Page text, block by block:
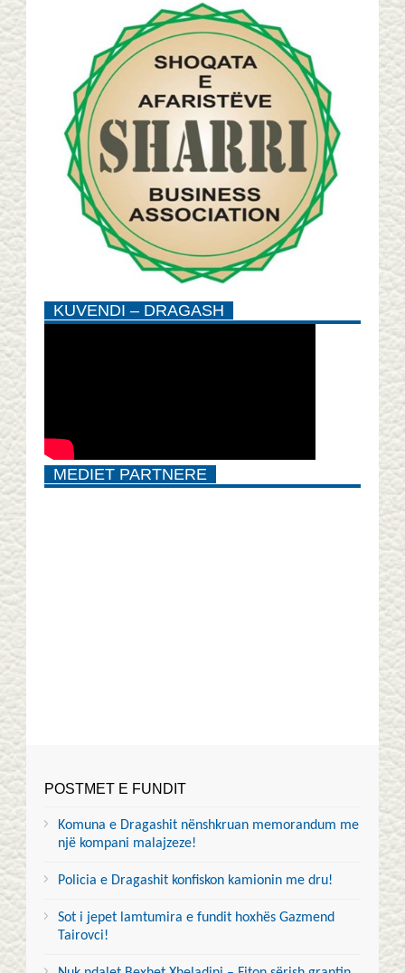
KUVENDI – DRAGASH
MEDIET PARTNERE
POSTMET E FUNDIT
Komuna e Dragashit nënshkruan memorandum me
një kompani malajzeze!
Policia e Dragashit konfiskon kamionin me dru!
Sot i jepet lamtumira e fundit hoxhës Gazmend
Tairovci!